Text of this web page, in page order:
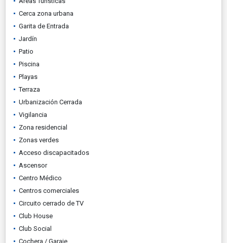
Cerca zona urbana
Garita de Entrada
Jardín
Patio
Piscina
Playas
Terraza
Urbanización Cerrada
Vigilancia
Zona residencial
Zonas verdes
Acceso discapacitados
Ascensor
Centro Médico
Centros comerciales
Circuito cerrado de TV
Club House
Club Social
Cochera / Garaje